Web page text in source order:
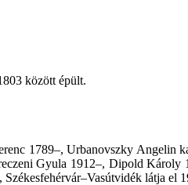
között épült.
1789–, Urbanovszky
Gyula 1912–, Dipold
látja el